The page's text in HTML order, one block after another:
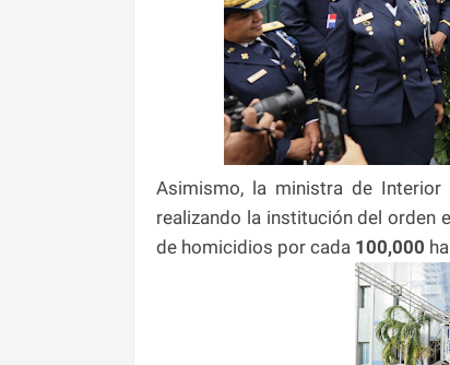
Asimismo, la ministra de Interior
realizando la institución del orden
de homicidios por cada 100,000